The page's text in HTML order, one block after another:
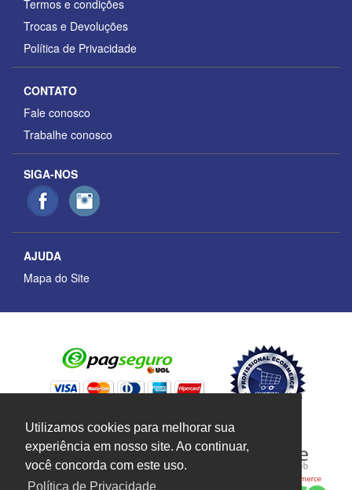
Utilizamos cookies para melhorar sua
experiência em nosso site. Ao continuar,
você concorda com este uso.
Política de Privacidade
Termos e condições
Trocas e Devoluções
Política de Privacidade
CONTATO
Fale conosco
Trabalhe conosco
SIGA-NOS
AJUDA
Mapa do Site